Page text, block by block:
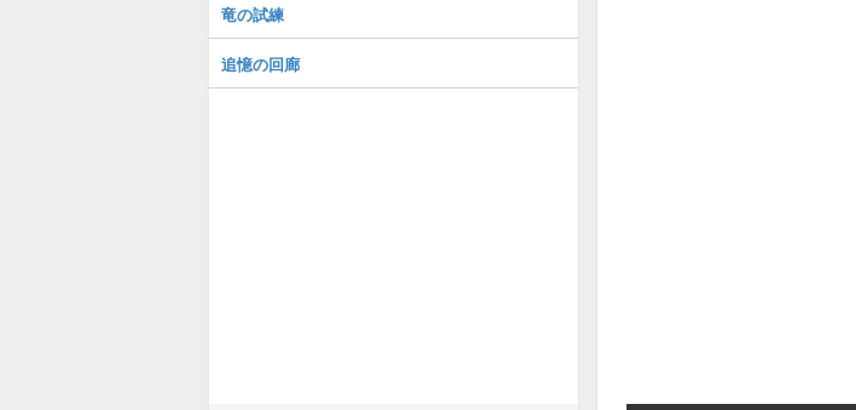
竜の試練
追憶の回廊